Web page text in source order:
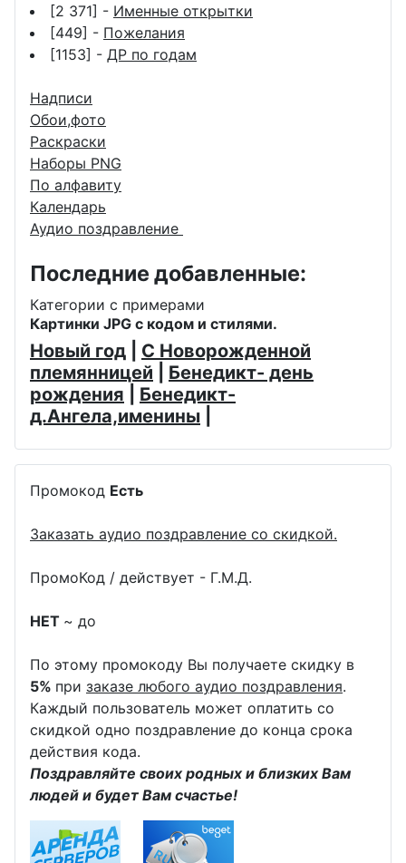
[2 371] - Именные открытки
[449] - Пожелания
[1153] - ДР по годам
Надписи
Обои,фото
Раскраски
Наборы PNG
По алфавиту
Календарь
Аудио поздравление
Последние добавленные:
Категории с примерами
Картинки JPG с кодом и стилями.
Новый год
С Новорожденной
племянницей
Бенедикт- день
рождения
Бенедикт-
д.Ангела,именины
Промокод Есть
Заказать аудио поздравление со скидкой.
ПромоКод / действует - Г.М.Д.
НЕТ ~ до
По этому промокоду Вы получаете скидку в
5% при заказе любого аудио поздравления.
Каждый пользователь может оплатить со
скидкой одно поздравление до конца срока
действия кода.
Поздравляйте своих родных и близких Вам
людей и будет Вам счастье!